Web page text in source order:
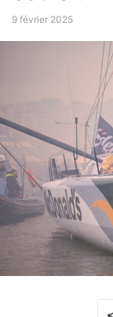
9 février 2025